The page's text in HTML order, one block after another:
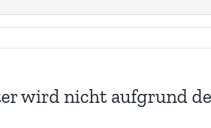
wird nicht aufgrund